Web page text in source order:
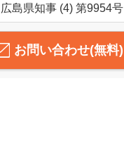
広島県知事 (4) 第9954号
お問い合わせ(無料)